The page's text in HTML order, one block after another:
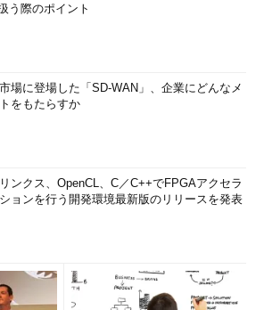
う際のポイント
場に登場した「SD-WAN」、企業にどんなメ
をもたらすか
ンクス、OpenCL、C／C++でFPGAアクセラ
ョンを行う開発環境最新版のリリースを発表